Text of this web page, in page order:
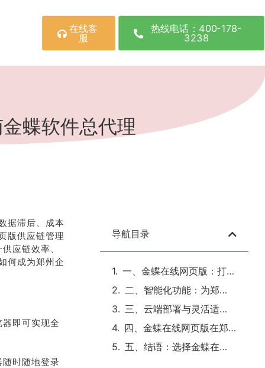
在线客
服
热线电话：400-178-
3238
蝶软件总代理
据滞后、成本
版供应链管理
应链效率、
何成为郑州企
即可实现全
随时随地登录
导航目录
一、金蝶在线网页版：打破时空限制的供应链管理中枢
二、智能化功能：为郑州企业供应链赋能
三、云端部署与灵活适配：贴合郑州企业实际需求
四、金蝶在线网页版在郑州企业的实践案例
五、结语：选择金蝶在线网页版，开启郑州企业供应链管理新征程